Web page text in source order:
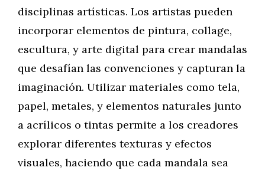
disciplinas artísticas. Los artistas pueden
incorporar elementos de pintura, collage,
escultura, y arte digital para crear mandalas
que desafían las convenciones y capturan la
imaginación. Utilizar materiales como tela,
papel, metales, y elementos naturales junto
a acrílicos o tintas permite a los creadores
explorar diferentes texturas y efectos
visuales, haciendo que cada mandala sea